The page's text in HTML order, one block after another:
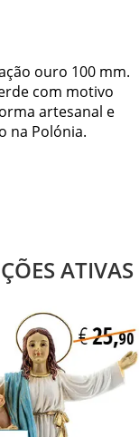
ouro 100 mm.
com motivo
artesanal e
na Polónia.
ATIVAS